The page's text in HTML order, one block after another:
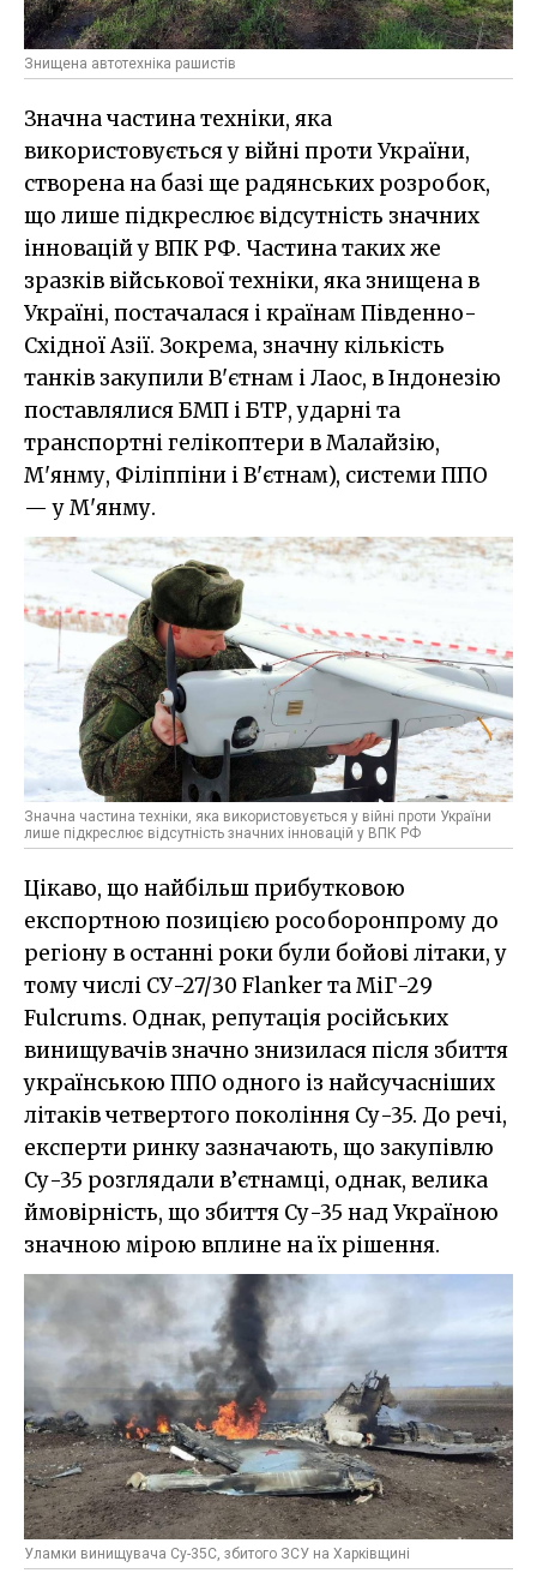
Знищена автотехніка рашистів
Значна частина техніки, яка
використовується у війні проти України,
створена на базі ще радянських розробок,
що лише підкреслює відсутність значних
інновацій у ВПК РФ. Частина таких же
зразків військової техніки, яка знищена в
Україні, постачалася і країнам Південно-
Східної Азії. Зокрема, значну кількість
танків закупили В'єтнам і Лаос, в Індонезію
поставлялися БМП і БТР, ударні та
транспортні гелікоптери в Малайзію,
М'янму, Філіппіни і В'єтнам), системи ППО
— у М'янму.
Значна частина техніки, яка використовується у війні проти України
лише підкреслює відсутність значних інновацій у ВПК РФ
Цікаво, що найбільш прибутковою
експортною позицією рособоронпрому до
регіону в останні роки були бойові літаки, у
тому числі СУ-27/30 Flanker та МіГ-29
Fulcrums. Однак, репутація російських
винищувачів значно знизилася після збиття
українською ППО одного із найсучасніших
літаків четвертого покоління Су-35. До речі,
експерти ринку зазначають, що закупівлю
Су-35 розглядали в’єтнамці, однак, велика
ймовірність, що збиття Су-35 над Україною
значною мірою вплине на їх рішення.
Уламки винищувача Су-35С, збитого ЗСУ на Харківщині